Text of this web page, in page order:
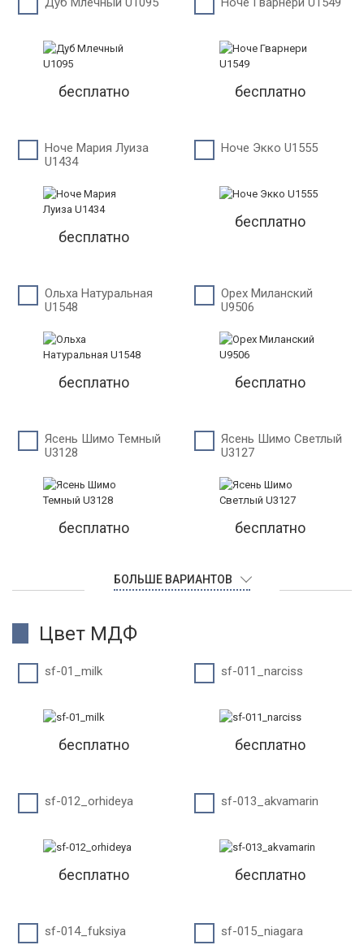
бесплатно бесплатно
Ноче Мария Луиза
U1434
бесплатно
Ноче Экко U1555
бесплатно
Ольха Натуральная
U1548
бесплатно
Орех Миланский
U9506
бесплатно
Ясень Шимо Темный
U3128
бесплатно
Ясень Шимо Светлый
U3127
бесплатно
БОЛЬШЕ ВАРИАНТОВ
Цвет МДФ
sf-01_milk
бесплатно
sf-011_narciss
бесплатно
sf-012_orhideya
бесплатно
sf-013_akvamarin
бесплатно
sf-014_fuksiya sf-015_niagara